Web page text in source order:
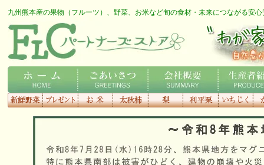
九州熊本産の果物（フルーツ）、野菜、お米など旬の食材・未来につながる安
FLCロゴ わが家の専用農家さん
ホーム ごあいさつ 会社概要
生産者紹介
す